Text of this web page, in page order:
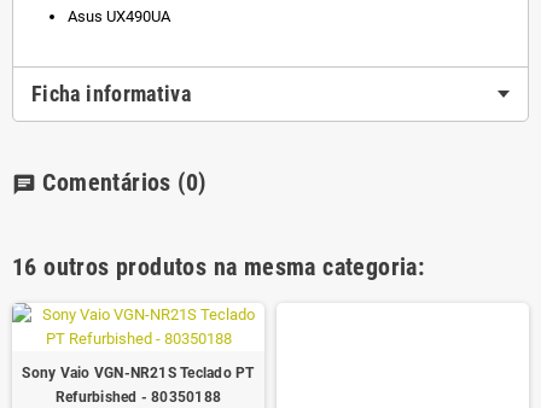
Asus UX490UA
Ficha informativa
chat Comentários (0)
16 outros produtos na mesma categoria:
Sony Vaio VGN-NR21S Teclado PT
Refurbished - 80350188